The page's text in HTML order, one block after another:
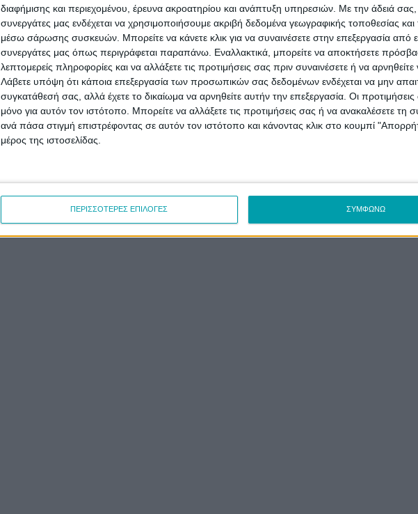
διαφήμισης και περιεχομένου, έρευνα ακροατηρίου και ανάπτυξη υπηρεσιών. Με την άδειά σας,
συνεργάτες μας ενδέχεται να χρησιμοποιήσουμε ακριβή δεδομένα γεωγραφικής τοποθεσίας
μέσω σάρωσης συσκευών. Μπορείτε να κάνετε κλικ για να συναινέσετε στην επεξεργασία από
συνεργάτες μας όπως περιγράφεται παραπάνω. Εναλλακτικά, μπορείτε να αποκτήσετε
λεπτομερείς πληροφορίες και να αλλάξετε τις προτιμήσεις σας πριν συναινέσετε ή να αρνηθείτε
Λάβετε υπόψη ότι κάποια επεξεργασία των προσωπικών σας δεδομένων ενδέχεται να μην
συγκατάθεσή σας, αλλά έχετε το δικαίωμα να αρνηθείτε αυτήν την επεξεργασία. Οι
μόνο για αυτόν τον ιστότοπο. Μπορείτε να αλλάξετε τις προτιμήσεις σας ή να ανακαλέσετε τη
ανά πάσα στιγμή επιστρέφοντας σε αυτόν τον ιστότοπο και κάνοντας κλικ στο κουμπί
μέρος της ιστοσελίδας.
ΠΕΡΙΣΣΟΤΕΡΕΣ ΕΠΙΛΟΓΕΣ ΣΥΜΦΩΝΩ